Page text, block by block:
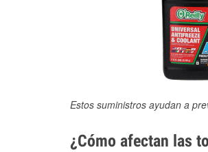
Estos suministros ayudan a
¿Cómo afectan las